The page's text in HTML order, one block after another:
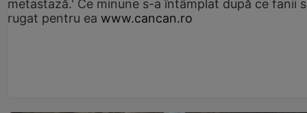
metastază.' Ce minune s-a întâmplat după ce fanii
rugat pentru ea www.cancan.ro